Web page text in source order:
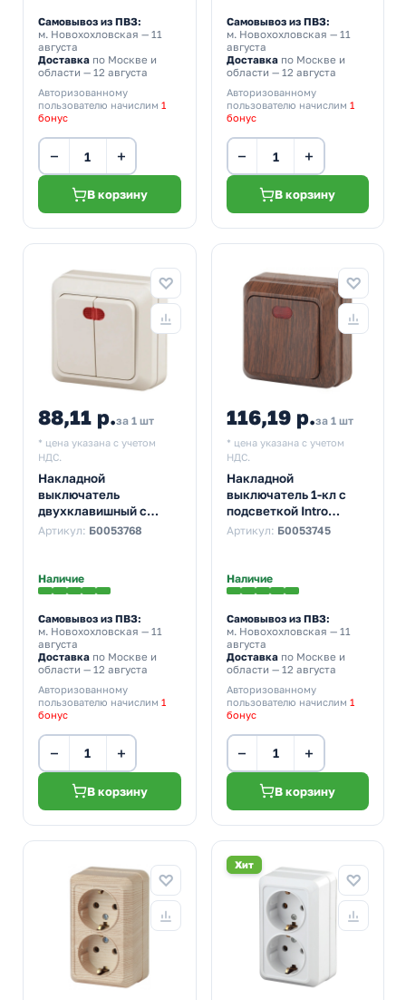
Самовывоз из ПВЗ:
м. Новохохловская — 11
августа
Доставка по Москве и
области — 12 августа
Авторизованному
пользователю начислим 1
бонус
− +
В корзину
Самовывоз из ПВЗ:
м. Новохохловская — 11
августа
Доставкапо Москве и
области — 12 августа
Авторизованному
пользователю начислим 1
бонус
− +
В корзину
88,11 р.за 1 шт
* цена указана с учетом
НДС.
Накладной
выключатель
двухклавишный с
подсветкой Intro
02 (бежевый)
Артикул: Б0053768
Наличие
Самовывоз из ПВЗ:
м. Новохохловская — 11
августа
Доставка по Москве и
области — 12 августа
Авторизованному
пользователю начислим 1
бонус
− +
В корзину
116,19 р.за 1 шт
* цена указана с учетом
НДС.
Накладной
выключатель 1-кл с
подсветкой Intro
Quadro 10А-250В IP20
Артикул: Б0053745
Наличие
Самовывоз из ПВЗ:
м. Новохохловская — 11
августа
Доставкапо Москве и
области — 12 августа
Авторизованному
пользователю начислим 1
бонус
− +
В корзину
Хит